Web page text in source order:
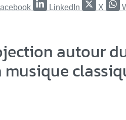
LinkedIn X
autour
musique